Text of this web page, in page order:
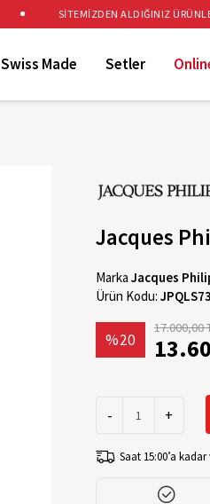
SİTEMİZDEN ALDIĞINIZ ÜRÜNLER
Swiss Made Setler
Jacques
Marka Jacques
Ürün Kodu:
%20
17.000,00
- +
Saat 15:00’a